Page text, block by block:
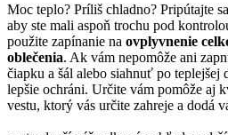
Moc teplo? Príliš chladno? Pripútajte
aby ste mali aspoň trochu pod
použite zapínanie na ovplyvnenie
oblečenia. Ak vám nepomôže ani
čiapku a šál alebo siahnuť po teplejšej
lepšie ochráni. Určite vám pomôže aj
vestu, ktorý vás určite zahreje a dodá